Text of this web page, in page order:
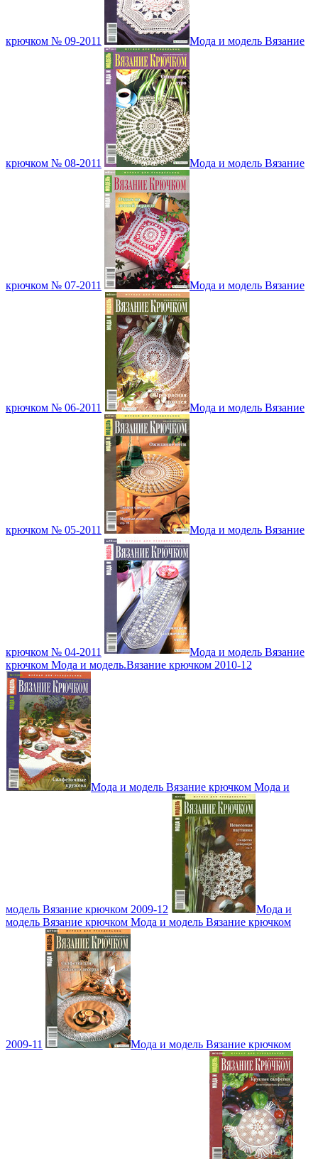
крючком № 09-2011 Мода и модель Вязание
крючком № 08-2011 Мода и модель Вязание
крючком № 07-2011 Мода и модель Вязание
крючком № 06-2011 Мода и модель Вязание
крючком № 05-2011 Мода и модель Вязание
крючком № 04-2011
Мода и модель Вязание
крючком Мода и модель.Вязание крючком 2010-12
Мода и модель Вязание крючком Мода и
модель Вязание крючком 2009-12
Мода и
модель Вязание крючком Мода и модель Вязание крючком
2009-11 Мода и модель Вязание крючком